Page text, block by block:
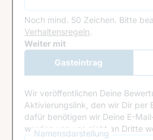
Noch mind. 50 Zeichen. Bitte
Verhaltensregeln.
Google Recaptcha
Weiter mit
Gasteintrag
Wir veröffentlichen Deine
Aktivierungslink, den wir Dir per
dafür benötigen wir Deine E-
werden von uns nicht an Dritte
Namensdarstellung